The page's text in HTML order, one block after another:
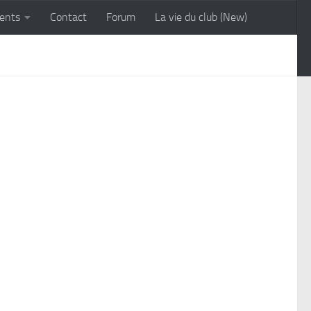
Contact Forum La vie du club (New)